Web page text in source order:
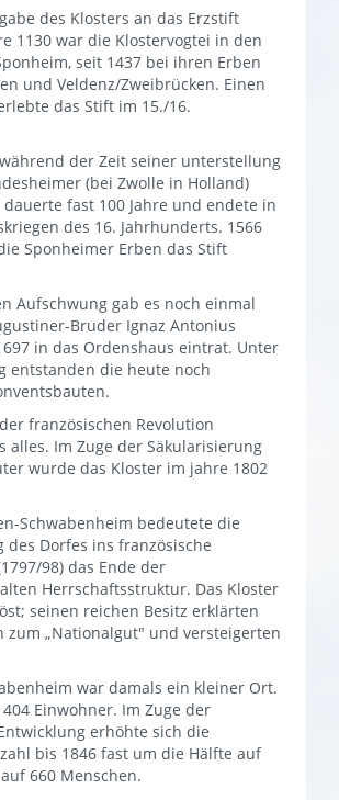
des Klosters an das Erzstift
1130 war die Klostervogtei in den
seit 1437 bei ihren Erben
und Veldenz/Zweibrücken. Einen
das Stift im 15./16.
der Zeit seiner unterstellung
(bei Zwolle in Holland)
fast 100 Jahre und endete in
des 16. Jahrhunderts. 1566
Sponheimer Erben das Stift
Aufschwung gab es noch einmal
Bruder Ignaz Antonius
in das Ordenshaus eintrat. Unter
entstanden die heute noch
französischen Revolution
alles. Im Zuge der Säkularisierung
wurde das Kloster im jahre 1802
Schwabenheim bedeutete die
des Dorfes ins französische
98) das Ende der
Herrschaftsstruktur. Das Kloster
seinen reichen Besitz erklärten
zum „Nationalgut" und versteigerten
war damals ein kleiner Ort.
Einwohner. Im Zuge der
erhöhte sich die
bis 1846 fast um die Hälfte auf
660 Menschen.